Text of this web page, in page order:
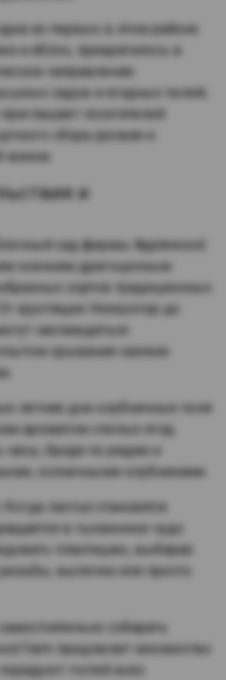
из первых в этом районе
и яблок, превратилось в
направление.
садов и ягодных полей,
посетителей
сбора урожая и
жизни.
и
сад фермы Applewood
осенним драгоценным
сортов традиционных
хрустящих Honeycrisp до
наслаждаться
срывания свежих
летние дни клубничные поля
ароматом спелых ягод.
часы, бродя по рядам и
солнечными клубниками.
Когда листья становятся
в тыквенное чудо.
плантацию, выбирая
выпечки или просто
собирать
Farm предлагает множество
гостей всех